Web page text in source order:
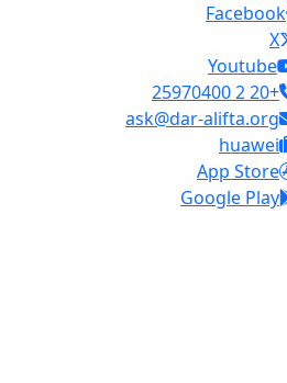
Facebook
X
Youtube
+20 2 25970400
ask@dar-alifta.org
huawei
App Store
Google Play